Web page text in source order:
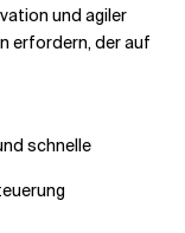
und agiler
erfordern, der auf
schnelle